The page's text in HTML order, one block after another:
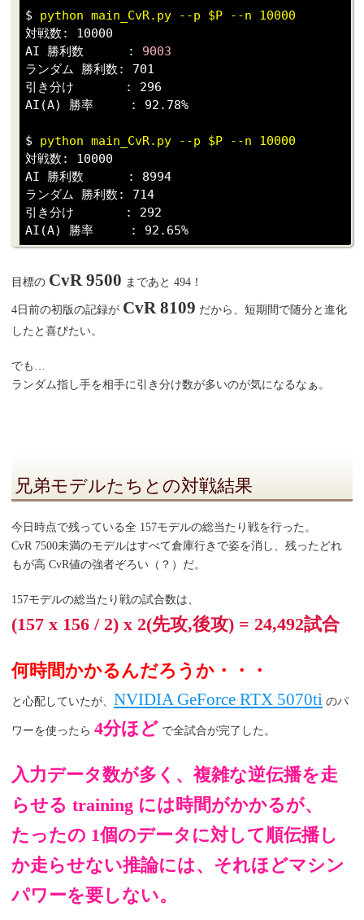
$ python main_CvR.py --p $P --n 10000
対戦数: 10000
AI 勝利数      : 9003
ランダム 勝利数: 701
引き分け       : 296
AI(A) 勝率     : 92.78%
$ python main_CvR.py --p $P --n 10000
対戦数: 10000
AI 勝利数      : 8994
ランダム 勝利数: 714
引き分け       : 292
目標の CvR 9500 まであと 494！
4日前の初版の記録が CvR 8109 だから、短期間で随分と進化
したと喜びたい。
でも…
ランダム指し手を相手に引き分け数が多いのが気になるなぁ。
兄弟モデルたちとの対戦結果
今日時点で残っている全 157モデルの総当たり戦を行った。
CvR 7500未満のモデルはすべて倉庫行きで姿を消し、残ったどれ
もが高 CvR値の強者ぞろい（？）だ。
157モデルの総当たり戦の試合数は、
(157 x 156 / 2) x 2(先攻,後攻) = 24,492試合
何時間かかるんだろうか・・・
と心配していたが、 NVIDIA GeForce RTX 5070ti のパ
ワーを使ったら 4分ほど で全試合が完了した。
入力データ数が多く、複雑な逆伝播を走
らせる training には時間がかかるが、
たったの 1個のデータに対して順伝播し
か走らせない推論には、それほどマシン
パワーを要しない。